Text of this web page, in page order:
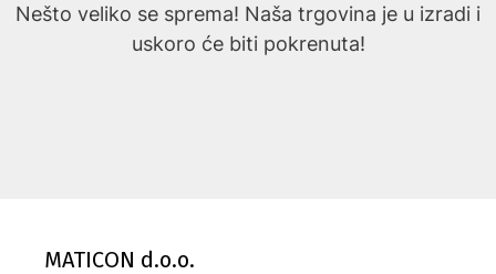
Nešto veliko se sprema! Naša trgovina je u izradi i
uskoro će biti pokrenuta!
MATICON d.o.o.